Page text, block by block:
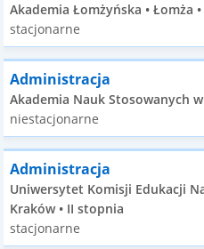
Akademia Łomżyńska • Łomża
stacjonarne
Administracja
Akademia Nauk Stosowanych
niestacjonarne
Administracja
Uniwersytet Komisji Edukacji
Kraków • II stopnia
stacjonarne